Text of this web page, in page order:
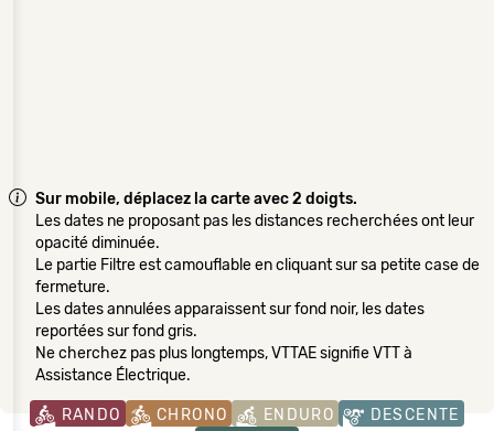
Sur mobile, déplacez la carte avec 2 doigts.
Les dates ne proposant pas les distances recherchées ont leur
opacité diminuée.
Le partie Filtre est camouflable en cliquant sur sa petite case de
fermeture.
Les dates annulées apparaissent sur fond noir, les dates
reportées sur fond gris.
Ne cherchez pas plus longtemps, VTTAE signifie VTT à
Assistance Électrique.
RANDO CHRONO ENDURO
DESCENTE